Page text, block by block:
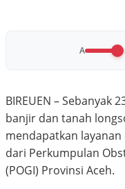
A
BIREUEN – Sebanyak
banjir dan tanah
mendapatkan
dari Perkumpulan
(POGI) Provinsi Aceh.